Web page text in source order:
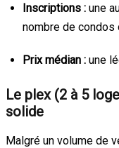
Inscriptions : une
nombre de condos
Prix médian : une
Le plex (2 à 5
solide
Malgré un volume de